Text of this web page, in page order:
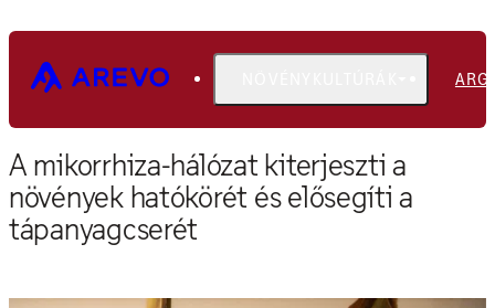
A mikorrhiza-hálózat kiterjeszti a
növények hatókörét és elősegíti a
tápanyagcserét